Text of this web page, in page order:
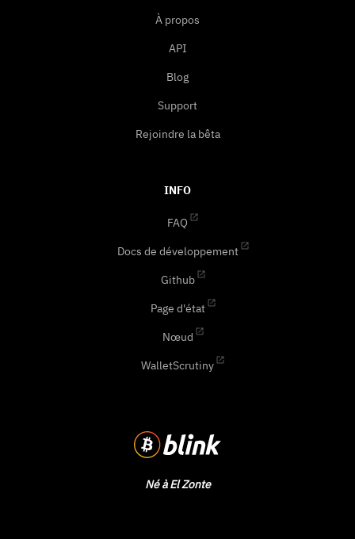
Né à El Zonte
À propos
API
Blog
Support
Rejoindre la bêta
INFO
FAQ
Docs de développement
Github
Page d'état
Nœud
WalletScrutiny